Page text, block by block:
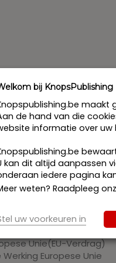
is een reeks van 7
Een onmisbaar
over de meest
en strafvordering,
Recht
de rechten van de
Unie(EU-Verdrag)
Europese Unie
bij KnopsPublishing
maakt
de hand van die
informatie over uw
kan dit altijd aanpassen
iedere pagina
weten? Raadpleeg
uw voorkeuren in